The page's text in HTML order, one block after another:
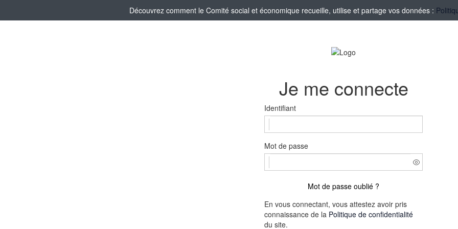
Découvrez comment le Comité social et économique recueille, utilise et partage vos données :
Je me connecte
Identifiant
Mot de passe
Mot de passe oublié ?
En vous connectant, vous attestez avoir pris
connaissance de la Politique de confidentialité
du site.